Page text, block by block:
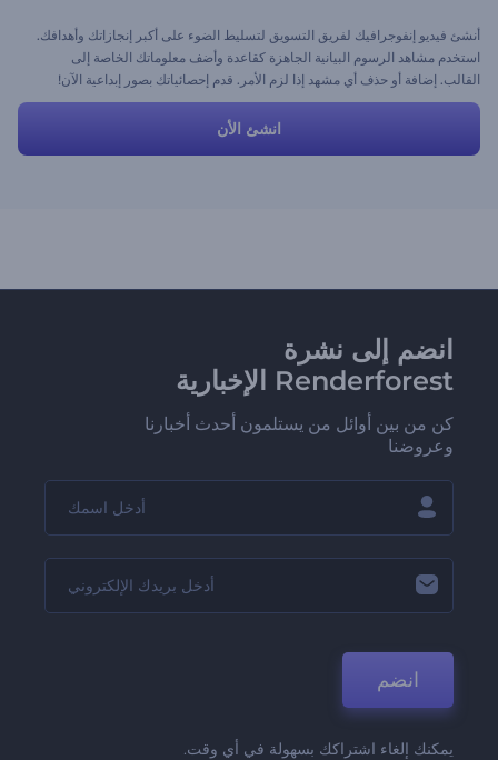
أنشئ فيديو إنفوجرافيك لفريق التسويق لتسليط الضوء على أكبر إنجازاتك وأهدافك.
استخدم مشاهد الرسوم البيانية الجاهزة كقاعدة وأضف معلوماتك الخاصة إلى
القالب. إضافة أو حذف أي مشهد إذا لزم الأمر. قدم إحصائياتك بصور إبداعية الآن!
انشئ الأن
انضم إلى نشرة
Renderforest الإخبارية
كن من بين أوائل من يستلمون أحدث أخبارنا
وعروضنا
انضم
يمكنك إلغاء اشتراكك بسهولة في أي وقت.